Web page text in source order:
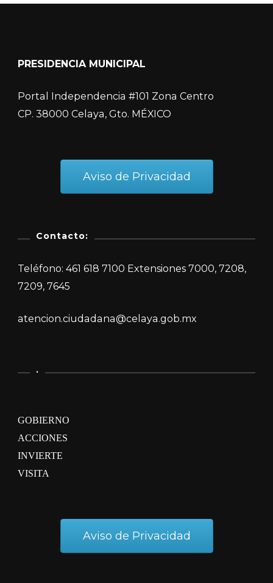
PRESIDENCIA MUNICIPAL
Portal Independencia #101 Zona Centro
CP. 38000 Celaya, Gto. MÉXICO
Aviso de Privacidad
Contacto:
Teléfono: 461 618 7100 Extensiones 7000, 7208,
7209, 7645
atencion.ciudadana@celaya.gob.mx
.
GOBIERNO
ACCIONES
INVIERTE
VISITA
Aviso de Privacidad